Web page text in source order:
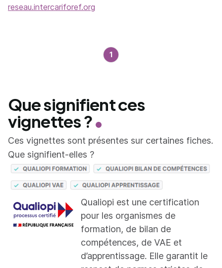
reseau.intercariforef.org
1
Que signifient ces
vignettes ?
Ces vignettes sont présentes sur certaines fiches.
Que signifient-elles ?
Qualiopi est une certification
pour les organismes de
formation, de bilan de
compétences, de VAE et
d’apprentissage. Elle garantit le